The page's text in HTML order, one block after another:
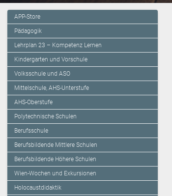
APP-Store
Pädagogik
Lehrplan 23 – Kompetenz Lernen
Kindergarten und Vorschule
Volksschule und ASO
Mittelschule, AHS-Unterstufe
AHS-Oberstufe
Polytechnische Schulen
Berufsschule
Berufsbildende Mittlere Schulen
Berufsbildende Höhere Schulen
Wien-Wochen und Exkursionen
Holocaustdidaktik